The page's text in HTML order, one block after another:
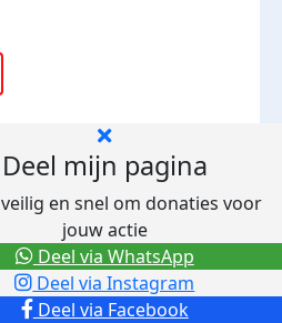
Deel mijn pagina
en snel om donaties voor
jouw actie
Deel via Facebook
Deel via Instagram
Deel via WhatsApp